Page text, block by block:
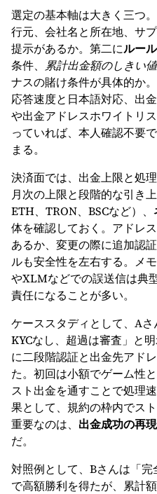
選定の基本軸は大きく三つ
行元、会社名と所在地、サ
提示があるか。第二にルー
条件、 累計出金額のしきい値
ナスの賭け条件が具体的か
応答速度と日本語対応、出
や出金アドレスホワイトリ
っていれば、本人確認不要
まる。
決済面では、出金上限と処
月次の上限と段階的な引き
ETH、TRON、BSCなど）、
体を確認しておく。アドレ
あるか、変更の際に追加認
ルも安全性を左右する。メ
やXLMなどでの誤送信は典
責任になることが多い。
ケーススタディとして、A
KYCなし、超過は審査」と
に二段階認証と出金先アド
た。初回は小額でゲーム性と
スト出金を通すことで処理
果として、規約の枠内でス
重要なのは、 出金成功の再
だ。
対照例として、Bさんは「完
で高額勝利を得たが、累計